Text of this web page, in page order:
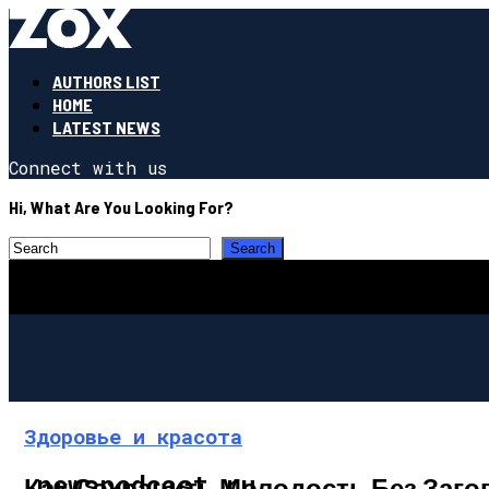
AUTHORS LIST
HOME
LATEST NEWS
Connect with us
Hi, What Are You Looking For?
Здоровье и красота